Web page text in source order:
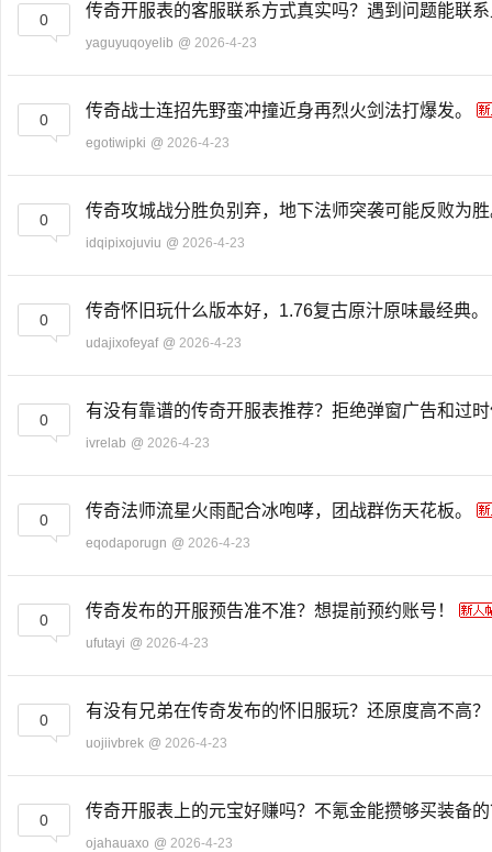
0 传奇开服表的客服联系方式真实吗？遇到问题能联
yaguyuqoyelib @ 2026-4-23
0 传奇战士连招先野蛮冲撞近身再烈火剑法打爆发。
egotiwipki @ 2026-4-23
0 传奇攻城战分胜负别弃，地下法师突袭可能反败为
idqipixojuviu @ 2026-4-23
0 传奇怀旧玩什么版本好，1.76复古原汁原味最经典。
udajixofeyaf @ 2026-4-23
0 有没有靠谱的传奇开服表推荐？拒绝弹窗广告和过
ivrelab @ 2026-4-23
0 传奇法师流星火雨配合冰咆哮，团战群伤天花板。
eqodaporugn @ 2026-4-23
0 传奇发布的开服预告准不准？想提前预约账号！
ufutayi @ 2026-4-23
0 有没有兄弟在传奇发布的怀旧服玩？还原度高不高
uojiivbrek @ 2026-4-23
0 传奇开服表上的元宝好赚吗？不氪金能攒够买装备
ojahauaxo @ 2026-4-23